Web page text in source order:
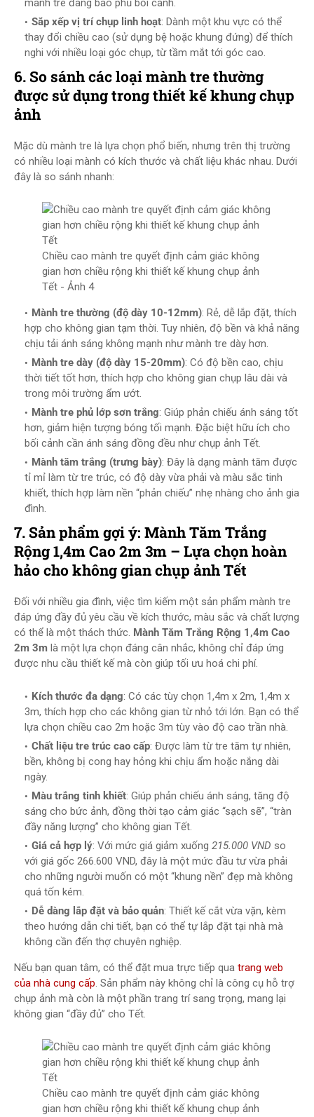
mành tre đang bao phủ bối cảnh.
Sắp xếp vị trí chụp linh hoạt: Dành một khu vực có thể
thay đổi chiều cao (sử dụng bệ hoặc khung đứng) để thích
nghi với nhiều loại góc chụp, từ tầm mắt tới góc cao.
6. So sánh các loại mành tre thường
được sử dụng trong thiết kế khung chụp
ảnh
Mặc dù mành tre là lựa chọn phổ biến, nhưng trên thị trường
có nhiều loại mành có kích thước và chất liệu khác nhau. Dưới
đây là so sánh nhanh:
Chiều cao mành tre quyết định cảm giác không
gian hơn chiều rộng khi thiết kế khung chụp ảnh
Tết - Ảnh 4
Mành tre thường (độ dày 10-12mm): Rẻ, dễ lắp đặt, thích
hợp cho không gian tạm thời. Tuy nhiên, độ bền và khả năng
chịu tải ánh sáng không mạnh như mành tre dày hơn.
Mành tre dày (độ dày 15-20mm): Có độ bền cao, chịu
thời tiết tốt hơn, thích hợp cho không gian chụp lâu dài và
trong môi trường ẩm ướt.
Mành tre phủ lớp sơn trắng: Giúp phản chiếu ánh sáng tốt
hơn, giảm hiện tượng bóng tối mạnh. Đặc biệt hữu ích cho
bối cảnh cần ánh sáng đồng đều như chụp ảnh Tết.
Mành tăm trắng (trưng bày): Đây là dạng mành tăm được
tỉ mỉ làm từ tre trúc, có độ dày vừa phải và màu sắc tinh
khiết, thích hợp làm nền “phản chiếu” nhẹ nhàng cho ảnh gia
đình.
7. Sản phẩm gợi ý: Mành Tăm Trắng
Rộng 1,4m Cao 2m 3m – Lựa chọn hoàn
hảo cho không gian chụp ảnh Tết
Đối với nhiều gia đình, việc tìm kiếm một sản phẩm mành tre
đáp ứng đầy đủ yêu cầu về kích thước, màu sắc và chất lượng
có thể là một thách thức. Mành Tăm Trắng Rộng 1,4m Cao
2m 3m là một lựa chọn đáng cân nhắc, không chỉ đáp ứng
được nhu cầu thiết kế mà còn giúp tối ưu hoá chi phí.
Kích thước đa dạng: Có các tùy chọn 1,4m x 2m, 1,4m x
3m, thích hợp cho các không gian từ nhỏ tới lớn. Bạn có thể
lựa chọn chiều cao 2m hoặc 3m tùy vào độ cao trần nhà.
Chất liệu tre trúc cao cấp: Được làm từ tre tăm tự nhiên,
bền, không bị cong hay hỏng khi chịu ẩm hoặc nắng dài
ngày.
Màu trắng tinh khiết: Giúp phản chiếu ánh sáng, tăng độ
sáng cho bức ảnh, đồng thời tạo cảm giác “sạch sẽ”, “tràn
đầy năng lượng” cho không gian Tết.
Giá cả hợp lý: Với mức giá giảm xuống 215.000 VND so
với giá gốc 266.600 VND, đây là một mức đầu tư vừa phải
cho những người muốn có một “khung nền” đẹp mà không
quá tốn kém.
Dễ dàng lắp đặt và bảo quản: Thiết kế cắt vừa vặn, kèm
theo hướng dẫn chi tiết, bạn có thể tự lắp đặt tại nhà mà
không cần đến thợ chuyên nghiệp.
Nếu bạn quan tâm, có thể đặt mua trực tiếp qua trang web
của nhà cung cấp. Sản phẩm này không chỉ là công cụ hỗ trợ
chụp ảnh mà còn là một phần trang trí sang trọng, mang lại
không gian “đầy đủ” cho Tết.
Chiều cao mành tre quyết định cảm giác không
gian hơn chiều rộng khi thiết kế khung chụp ảnh